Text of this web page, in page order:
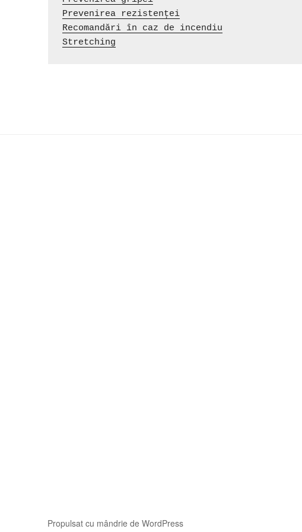
Prevenirea rezistenței
Recomandări în caz de incendiu
Stretching
Propulsat cu mândrie de WordPress